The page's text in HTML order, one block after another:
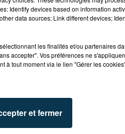
Identify devices based on information
data sources; Link different devices;
les finalités et/ou partenaires
accepter". Vos préférences ne
à tout moment via le lien "Gérer les
et fermer